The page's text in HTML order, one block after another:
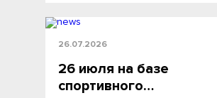
26.07.2026
26 июля на базе
спортивного…